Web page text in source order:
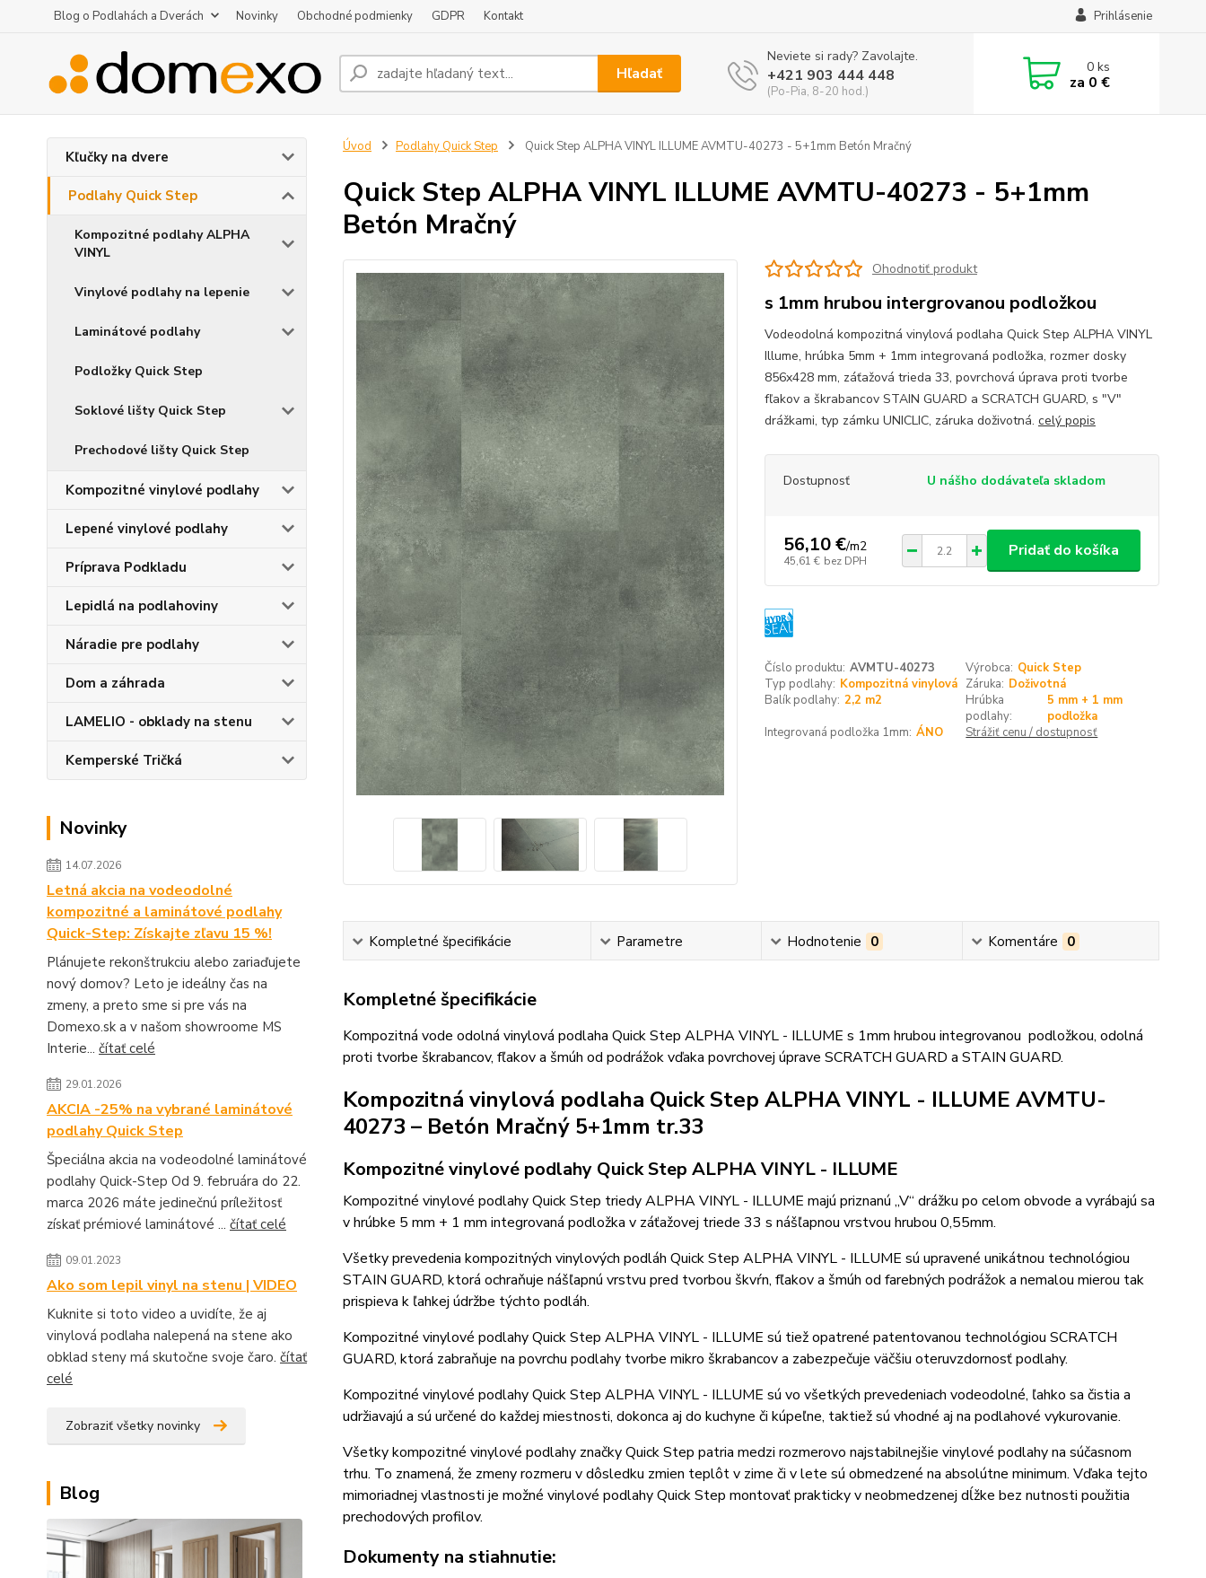
Blog o Podlahách a Dverách Novinky Obchodné podmienky GDPR Kontakt Prihlásenie
Hľadať
Neviete si rady? Zavolajte.
+421 903 444 448
(Po-Pia, 8-20 hod.)
0ks
za 0 €
Kľučky na dvere
Podlahy Quick Step
Kompozitné podlahy ALPHA
VINYL
Vinylové podlahy na lepenie
Laminátové podlahy
Podložky Quick Step
Soklové lišty Quick Step
Prechodové lišty Quick Step
Kompozitné vinylové podlahy
Lepené vinylové podlahy
Príprava Podkladu
Lepidlá na podlahoviny
Náradie pre podlahy
Dom a záhrada
LAMELIO - obklady na stenu
Kemperské Tričká
Novinky
14.07.2026
Letná akcia na vodeodolné
kompozitné a laminátové podlahy
Quick-Step: Získajte zľavu 15 %!
Plánujete rekonštrukciu alebo zariaďujete
nový domov? Leto je ideálny čas na
zmeny, a preto sme si pre vás na
Domexo.sk a v našom showroome MS
Interie... čítať celé
29.01.2026
AKCIA -25% na vybrané laminátové
podlahy Quick Step
Špeciálna akcia na vodeodolné laminátové
podlahy Quick-Step Od 9. februára do 22.
marca 2026 máte jedinečnú príležitosť
získať prémiové laminátové ... čítať celé
09.01.2023
Ako som lepil vinyl na stenu | VIDEO
Kuknite si toto video a uvidíte, že aj
vinylová podlaha nalepená na stene ako
obklad steny má skutočne svoje čaro. čítať
celé
Zobraziť všetky novinky
Blog
Úvod Podlahy Quick Step Quick Step ALPHA VINYL ILLUME AVMTU-40273 - 5+1mm Betón Mračný
Quick Step ALPHA VINYL ILLUME AVMTU-40273 - 5+1mm
Betón Mračný
Ohodnotiť produkt
s 1mm hrubou intergrovanou podložkou
Vodeodolná kompozitná vinylová podlaha Quick Step ALPHA VINYL
Illume, hrúbka 5mm + 1mm integrovaná podložka, rozmer dosky
856x428 mm, záťažová trieda 33, povrchová úprava proti tvorbe
fľakov a škrabancov STAIN GUARD a SCRATCH GUARD, s "V"
drážkami, typ zámku UNICLIC, záruka doživotná. celý popis
Dostupnosť U nášho dodávateľa skladom
56,10 €/m2
45,61 € bez DPH
Pridať do košíka
Číslo produktu: AVMTU-40273 Výrobca: Quick Step
Typ podlahy: Kompozitná vinylová Záruka: Doživotná
Balík podlahy: 2,2 m2
Hrúbka
podlahy:
5 mm + 1 mm
podložka
Integrovaná podložka 1mm: ÁNO Strážiť cenu / dostupnosť
Kompletné špecifikácie Parametre Hodnotenie 0 Komentáre 0
Kompletné špecifikácie
Kompozitná vode odolná vinylová podlaha Quick Step ALPHA VINYL - ILLUME s 1mm hrubou integrovanou podložkou, odolná
proti tvorbe škrabancov, fľakov a šmúh od podrážok vďaka povrchovej úprave SCRATCH GUARD a STAIN GUARD.
Kompozitná vinylová podlaha Quick Step ALPHA VINYL - ILLUME AVMTU-
40273 – Betón Mračný 5+1mm tr.33
Kompozitné vinylové podlahy Quick Step ALPHA VINYL - ILLUME
Kompozitné vinylové podlahy Quick Step triedy ALPHA VINYL - ILLUME majú priznanú „V“ drážku po celom obvode a vyrábajú sa
v hrúbke 5 mm + 1 mm integrovaná podložka v záťažovej triede 33 s nášľapnou vrstvou hrubou 0,55mm.
Všetky prevedenia kompozitných vinylových podláh Quick Step ALPHA VINYL - ILLUME sú upravené unikátnou technológiou
STAIN GUARD, ktorá ochraňuje nášľapnú vrstvu pred tvorbou škvŕn, fľakov a šmúh od farebných podrážok a nemalou mierou tak
prispieva k ľahkej údržbe týchto podláh.
Kompozitné vinylové podlahy Quick Step ALPHA VINYL - ILLUME sú tiež opatrené patentovanou technológiou SCRATCH
GUARD, ktorá zabraňuje na povrchu podlahy tvorbe mikro škrabancov a zabezpečuje väčšiu oteruvzdornosť podlahy.
Kompozitné vinylové podlahy Quick Step ALPHA VINYL - ILLUME sú vo všetkých prevedeniach vodeodolné, ľahko sa čistia a
udržiavajú a sú určené do každej miestnosti, dokonca aj do kuchyne či kúpeľne, taktiež sú vhodné aj na podlahové vykurovanie.
Všetky kompozitné vinylové podlahy značky Quick Step patria medzi rozmerovo najstabilnejšie vinylové podlahy na súčasnom
trhu. To znamená, že zmeny rozmeru v dôsledku zmien teplôt v zime či v lete sú obmedzené na absolútne minimum. Vďaka tejto
mimoriadnej vlastnosti je možné vinylové podlahy Quick Step montovať prakticky v neobmedzenej dĺžke bez nutnosti použitia
prechodových profilov.
Dokumenty na stiahnutie: